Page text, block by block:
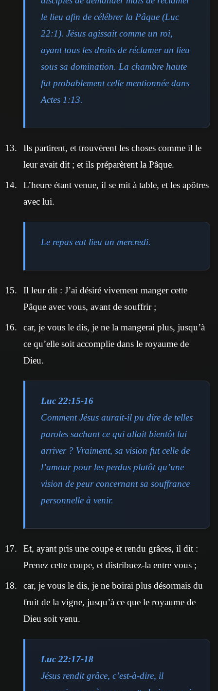
le lieu afin de célébrer la Pâque (Luc
22:1). Jésus agissait comme un roi,
ayant tous les droits de réclamer un lieu
sous sa domination. La chambre haute
fut probablement celle mentionnée dans
Actes 1:13.
Ils partirent, et trouvèrent les choses comme il le
leur avait dit ; et ils préparèrent la Pâque.
L’heure étant venue, il se mit à table, et les apôtres
avec lui.
Le repas eut lieu un mercredi.
Il leur dit : J’ai désiré vivement manger cette
Pâque avec vous, avant de souffrir ;
car, je vous le dis, je ne la mangerai plus, jusqu’à
ce qu’elle soit accomplie dans le royaume de
Dieu.
Luc 22:15-16
Comment Jésus aurait-il pu dire de telles
paroles sachant ce qui allait bientôt lui
arriver ? Vraiment, sa vision fut celle de
l’amour pour les perdus plutôt qu’une
vision de peur concernant sa souffrance
personnelle à venir.
Et, ayant pris une coupe et rendu grâces, il dit :
Prenez cette coupe, et distribuez-la entre vous ;
car, je vous le dis, je ne boirai plus désormais du
fruit de la vigne, jusqu’à ce que le royaume de
Dieu soit venu.
Luc 22:17-18
Jésus rendit grâce, c’est-à-dire, il